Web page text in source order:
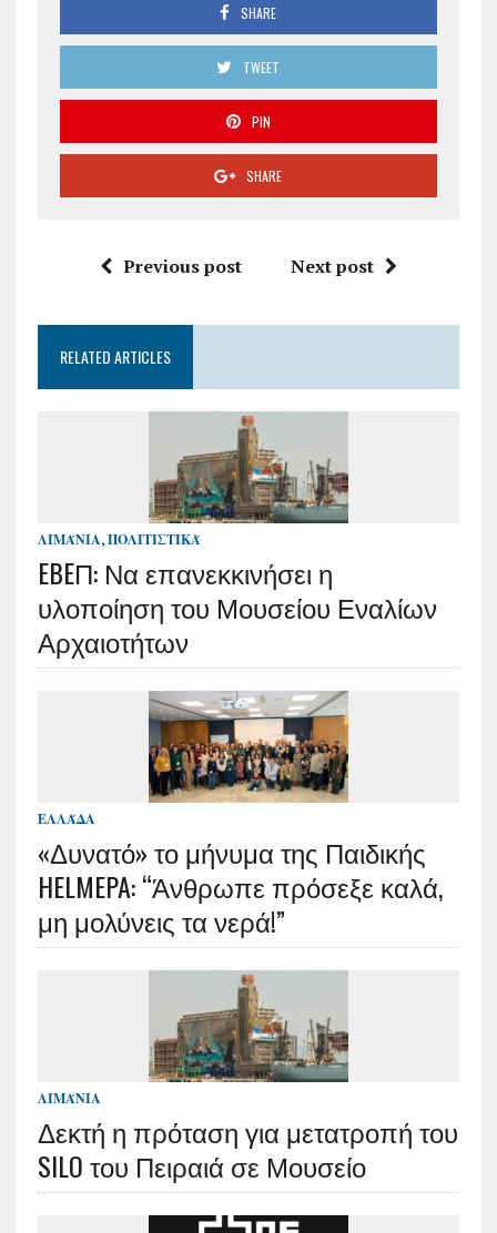
SHARE
TWEET
PIN
SHARE
Previous post Next post
RELATED ARTICLES
ΛΙΜΆΝΙΑ, ΠΟΛΙΤΙΣΤΙΚΆ
EBEΠ: Να επανεκκινήσει η
υλοποίηση του Μουσείου Εναλίων
Αρχαιοτήτων
ΕΛΛΆΔΑ
«Δυνατό» το μήνυμα της Παιδικής
HELMEPA: “Άνθρωπε πρόσεξε καλά,
μη μολύνεις τα νερά!”
ΛΙΜΆΝΙΑ
Δεκτή η πρόταση για μετατροπή του
SILO του Πειραιά σε Μουσείο